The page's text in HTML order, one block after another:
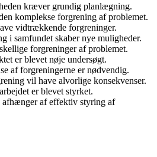
kræver grundig planlægning.
komplekse forgrening af problemet.
vidtrækkende forgreninger.
i samfundet skaber nye muligheder.
forgreninger af problemet.
er blevet nøje undersøgt.
af forgreningerne er nødvendig.
vil have alvorlige konsekvenser.
er blevet styrket.
afhænger af effektiv styring af